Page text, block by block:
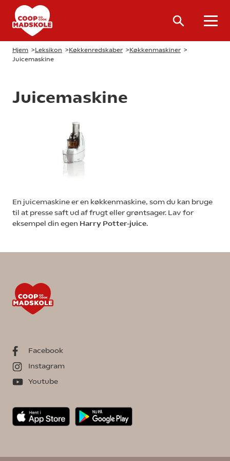
Hjem >Leksikon >Køkkenredskaber >Køkkenmaskiner >
Juicemaskine
Juicemaskine
En juicemaskine er en køkkenmaskine, som du kan bruge
til at presse saft ud af frugt eller grøntsager. Lav for
eksempel din egen Harry Potter-juice.
Facebook
Instagram
Youtube